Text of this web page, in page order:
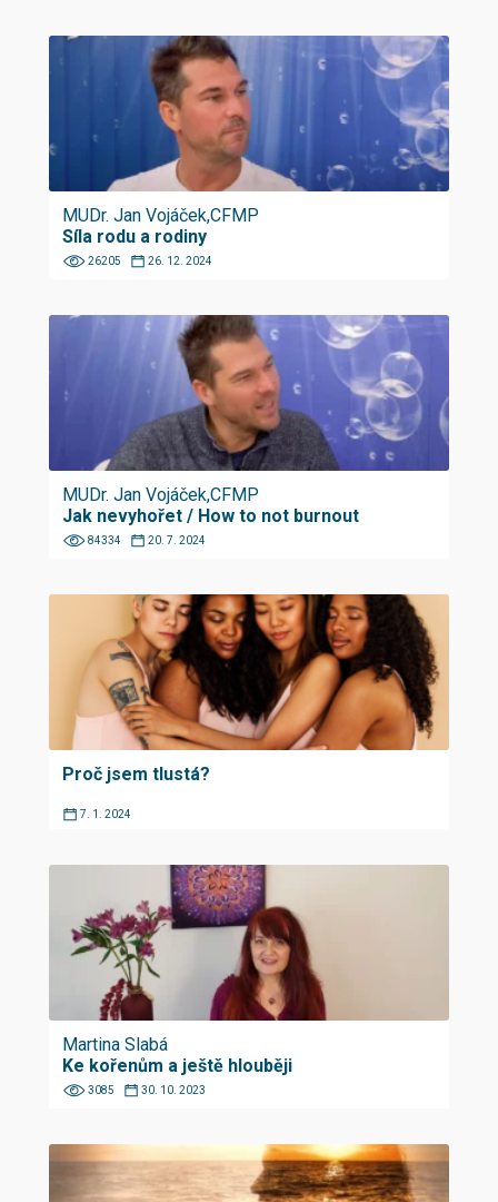
MUDr. Jan Vojáček,CFMP
Síla rodu a rodiny
26205 26. 12. 2024
MUDr. Jan Vojáček,CFMP
Jak nevyhořet / How to not burnout
84334 20. 7. 2024
Proč jsem tlustá?
7. 1. 2024
Martina Slabá
Ke kořenům a ještě hlouběji
3085 30. 10. 2023